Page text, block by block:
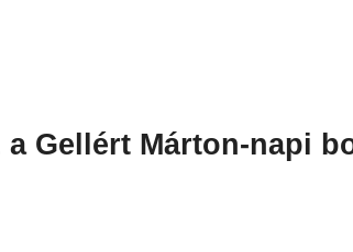
Gellért Márton-napi